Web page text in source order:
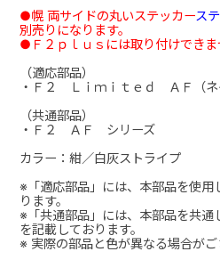
●幌 両サイドの丸いステッカース
別売りになります。
●Ｆ２ｐｌｕｓには取り付けできま
（適応部品）
・Ｆ２ Ｌｉｍｉｔｅｄ ＡＦ（ネ
（共通部品）
・Ｆ２ ＡＦ シリーズ
カラー：紺／白灰ストライプ
※「適応部品」には、本部品を使用
ります。
※「共通部品」には、本部品を共通
を記載しております。
※ 実際の部品と色が異なる場合がご